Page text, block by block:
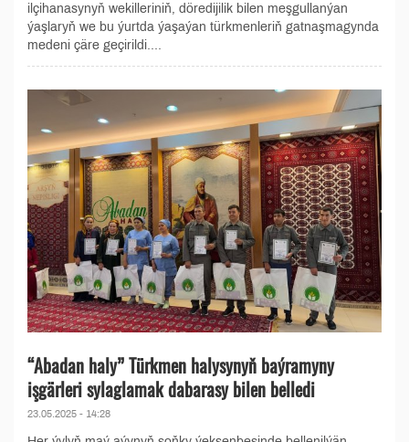
ilçihanasynyň wekilleriniň, döredijilik bilen meşgullanýan
ýaşlaryň we bu ýurtda ýaşaýan türkmenleriň gatnaşmagynda
medeni çäre geçirildi....
“Abadan haly” Türkmen halysynyň baýramyny
işgärleri sylaglamak dabarasy bilen belledi
23.05.2025 - 14:28